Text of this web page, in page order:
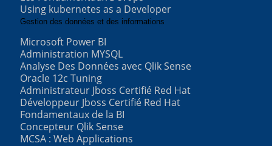
Using kubernetes as a Developer
Gestion des données et des informations
Microsoft Power BI
Administration MYSQL
Analyse Des Données avec Qlik Sense
Oracle 12c Tuning
Administrateur Jboss Certifié Red Hat
Développeur Jboss Certifié Red Hat
Fondamentaux de la BI
Concepteur Qlik Sense
MCSA : Web Applications